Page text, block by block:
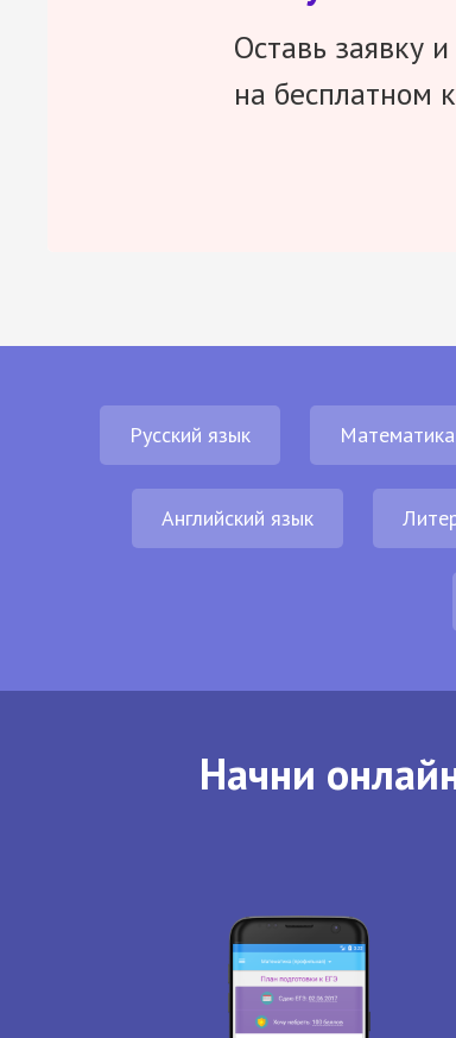
Оставь заявку
на бесплатном
Русский язык
Английский язык
Начни